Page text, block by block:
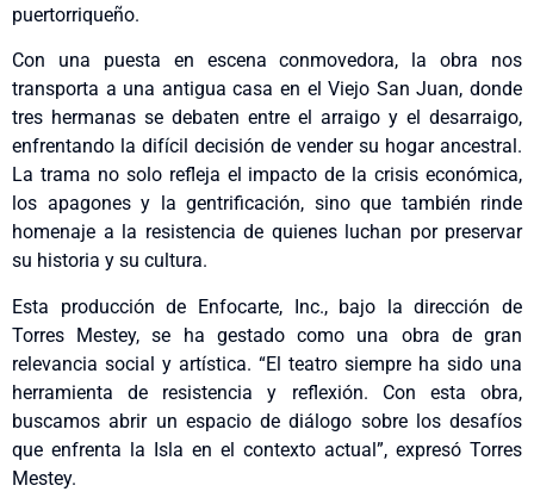
puertorriqueño.
Con una puesta en escena conmovedora, la obra nos
transporta a una antigua casa en el Viejo San Juan, donde
tres hermanas se debaten entre el arraigo y el desarraigo,
enfrentando la difícil decisión de vender su hogar ancestral.
La trama no solo refleja el impacto de la crisis económica,
los apagones y la gentrificación, sino que también rinde
homenaje a la resistencia de quienes luchan por preservar
su historia y su cultura.
Esta producción de Enfocarte, Inc., bajo la dirección de
Torres Mestey, se ha gestado como una obra de gran
relevancia social y artística. “El teatro siempre ha sido una
herramienta de resistencia y reflexión. Con esta obra,
buscamos abrir un espacio de diálogo sobre los desafíos
que enfrenta la Isla en el contexto actual”, expresó Torres
Mestey.